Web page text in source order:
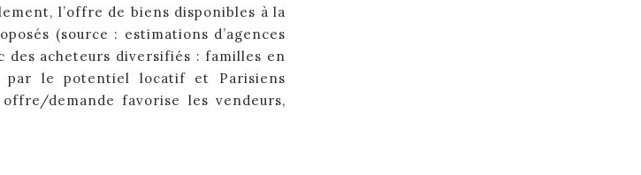
l’offre de biens disponibles à la
(source : estimations d’agences
des acheteurs diversifiés : familles en
par le potentiel locatif et Parisiens
demande favorise les vendeurs,